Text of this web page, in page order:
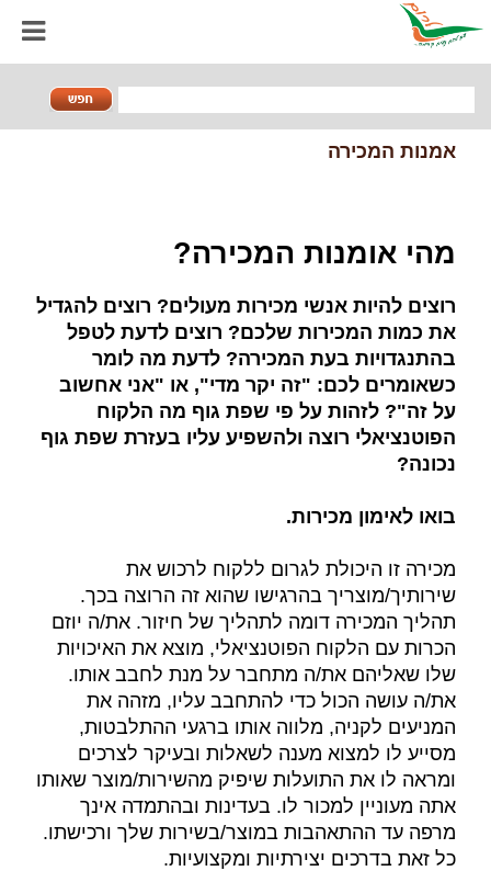
אמנות המכירה
מהי אומנות המכירה?
רוצים להיות אנשי מכירות מעולים? רוצים להגדיל
את כמות המכירות שלכם? רוצים לדעת לטפל
בהתנגדויות בעת המכירה? לדעת מה לומר
כשאומרים לכם: "זה יקר מדי", או "אני אחשוב
על זה"? לזהות על פי שפת גוף מה הלקוח
הפוטנציאלי רוצה ולהשפיע עליו בעזרת שפת גוף
נכונה?
בואו לאימון מכירות.
מכירה זו היכולת לגרום ללקוח לרכוש את
שירותיך/מוצריך בהרגישו שהוא זה הרוצה בכך.
תהליך המכירה דומה לתהליך של חיזור. את/ה יוזם
הכרות עם הלקוח הפוטנציאלי, מוצא את האיכויות
שלו שאליהם את/ה מתחבר על מנת לחבב אותו.
את/ה עושה הכול כדי להתחבב עליו, מזהה את
המניעים לקניה, מלווה אותו ברגעי ההתלבטות,
מסייע לו למצוא מענה לשאלות ובעיקר לצרכים
ומראה לו את התועלות שיפיק מהשירות/מוצר שאותו
אתה מעוניין למכור לו. בעדינות ובהתמדה אינך
מרפה עד ההתאהבות במוצר/בשירות שלך ורכישתו.
כל זאת בדרכים יצירתיות ומקצועיות.